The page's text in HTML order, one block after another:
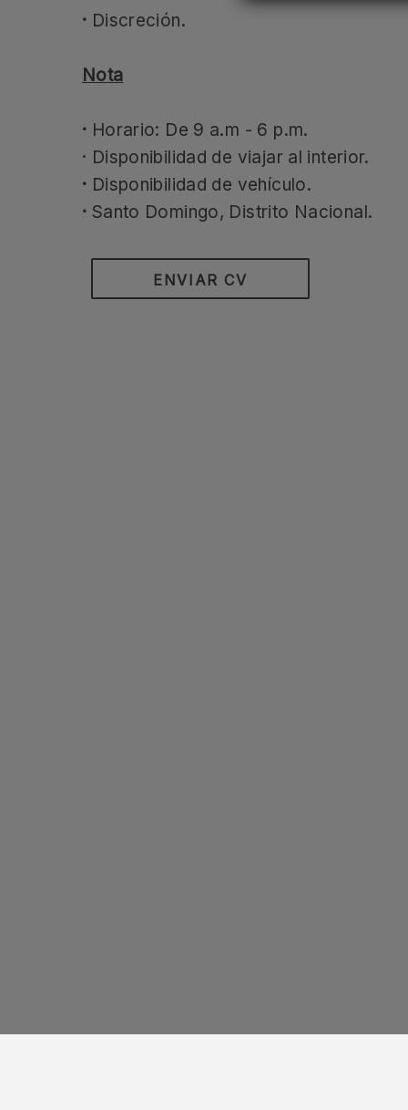
· Discreción.
Nota
· Horario: De 9 a.m - 6 p.m.
· Disponibilidad de viajar al interior.
· Disponibilidad de vehículo.
· Santo Domingo, Distrito Nacional.
ENVIAR CV